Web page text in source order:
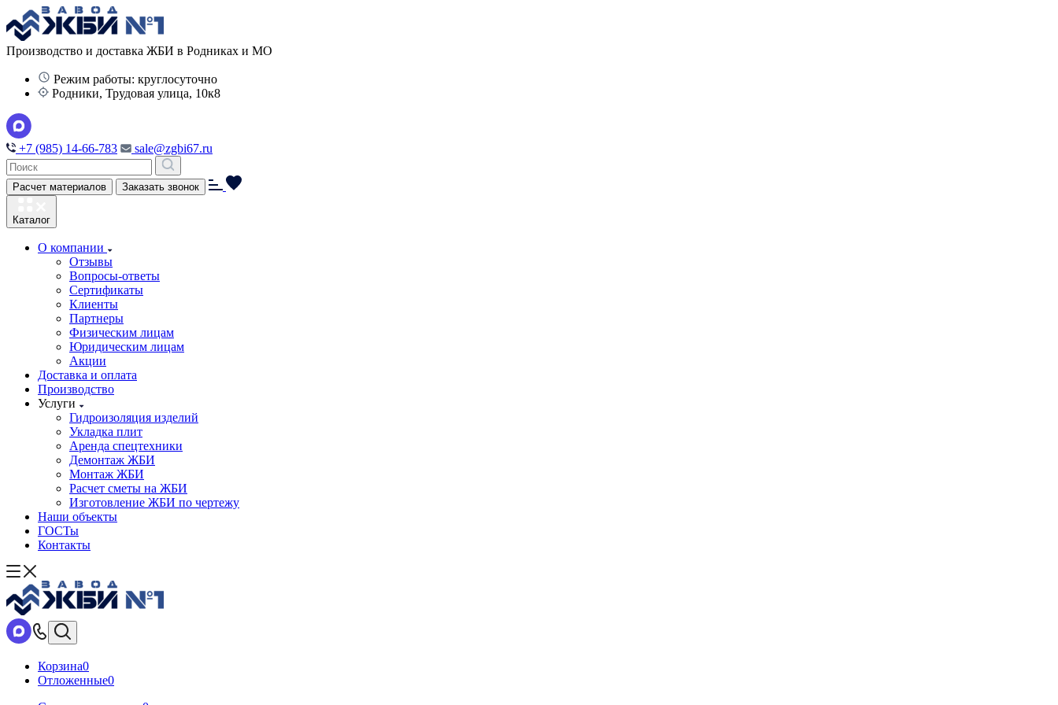
Производство и доставка ЖБИ в Родниках и МО
Режим работы: круглосуточно
Родники, Трудовая улица, 10к8
+7 (985) 14-66-783 sale@zgbi67.ru
Расчет материалов Заказать звонок
Каталог
О компании
Отзывы
Вопросы-ответы
Сертификаты
Клиенты
Партнеры
Физическим лицам
Юридическим лицам
Акции
Доставка и оплата
Производство
Услуги
Гидроизоляция изделий
Укладка плит
Аренда спецтехники
Демонтаж ЖБИ
Монтаж ЖБИ
Расчет сметы на ЖБИ
Изготовление ЖБИ по чертежу
Наши объекты
ГОСТы
Контакты
Корзина0
Отложенные0